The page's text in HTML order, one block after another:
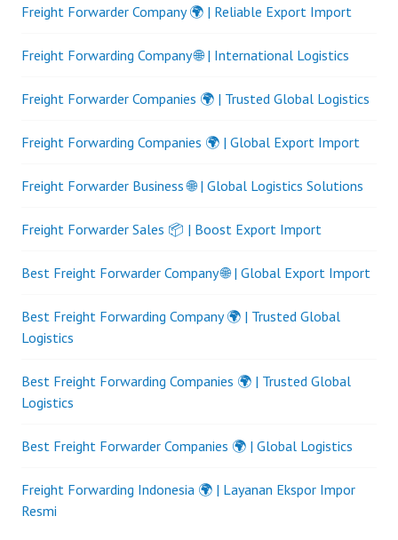
Freight Forwarder Company 🌍 | Reliable Export Import
Freight Forwarding Company 🌐 | International Logistics
Freight Forwarder Companies 🌍 | Trusted Global Logistics
Freight Forwarding Companies 🌍 | Global Export Import
Freight Forwarder Business 🌐 | Global Logistics Solutions
Freight Forwarder Sales 📦 | Boost Export Import
Best Freight Forwarder Company 🌐 | Global Export Import
Best Freight Forwarding Company 🌍 | Trusted Global
Logistics
Best Freight Forwarding Companies 🌍 | Trusted Global
Logistics
Best Freight Forwarder Companies 🌍 | Global Logistics
Freight Forwarding Indonesia 🌍 | Layanan Ekspor Impor
Resmi